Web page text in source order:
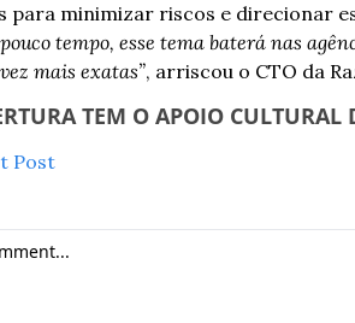
para minimizar riscos e direcionar
pouco tempo, esse tema baterá nas
mais exatas”, arriscou o CTO da
TEM O APOIO CULTURAL
Post